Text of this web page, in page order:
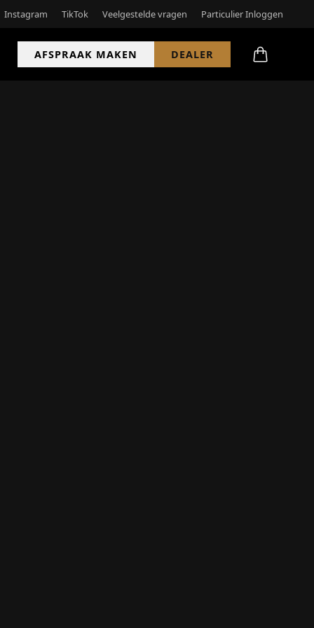
Instagram TikTok Veelgestelde vragen Particulier Inloggen
AFSPRAAK MAKEN DEALER